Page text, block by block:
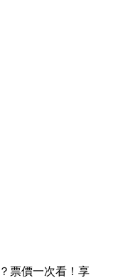
票價一次看！享